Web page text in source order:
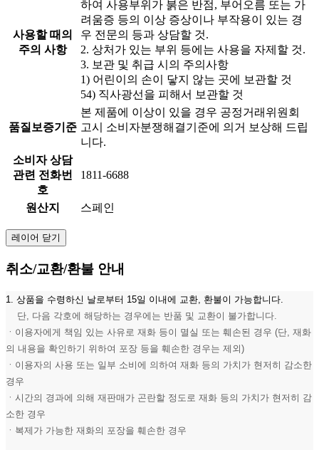
사용할 때의
주의 사항
하여 사용부위가 붉은 반점, 부어오름 또는 가
려움증 등의 이상 증상이나 부작용이 있는 경
우 전문의 등과 상담할 것.
2. 상처가 있는 부위 등에는 사용을 자제할 것.
3. 보관 및 취급 시의 주의사항
1) 어린이의 손이 닿지 않는 곳에 보관할 것
54) 직사광선을 피해서 보관할 것
품질보증기준
본 제품에 이상이 있을 경우 공정거래위원회
고시 소비자분쟁해결기준에 의거 보상해 드립
니다.
소비자 상담
관련 전화번
호
1811-6688
원산지 스페인
레이어 닫기
취소/교환/환불 안내
1. 상품을 수령하신 날로부터 15일 이내에 교환, 환불이 가능합니다.
단, 다음 각호에 해당하는 경우에는 반품 및 교환이 불가합니다.
ㆍ이용자에게 책임 있는 사유로 재화 등이 멸실 또는 훼손된 경우 (단, 재화
의 내용을 확인하기 위하여 포장 등을 훼손한 경우는 제외)
ㆍ이용자의 사용 또는 일부 소비에 의하여 재화 등의 가치가 현저히 감소한
경우
ㆍ시간의 경과에 의해 재판매가 곤란할 정도로 재화 등의 가치가 현저히 감
소한 경우
ㆍ복제가 가능한 재화의 포장을 훼손한 경우